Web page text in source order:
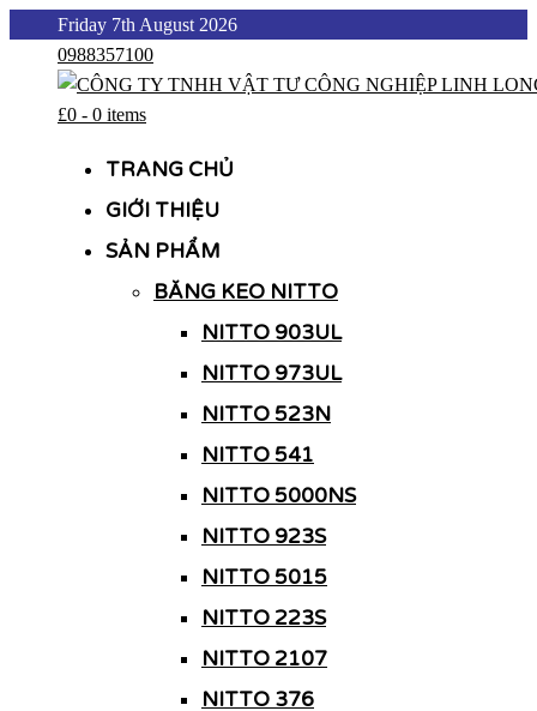
content
Friday 7th August 2026
0988357100
£0 - 0 items
TRANG CHỦ
GIỚI THIỆU
SẢN PHẨM
BĂNG KEO NITTO
NITTO 903UL
NITTO 973UL
NITTO 523N
NITTO 541
NITTO 5000NS
NITTO 923S
NITTO 5015
NITTO 223S
NITTO 2107
NITTO 376